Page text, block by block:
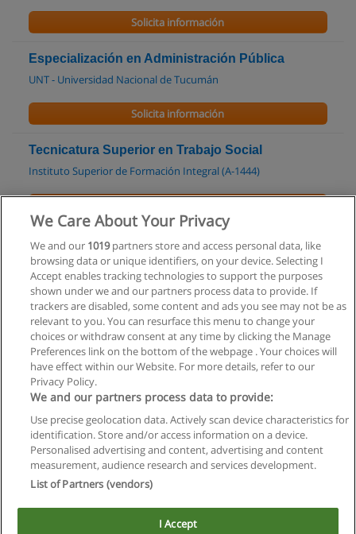
Solicita información
Especialización en Administración Pública
UNT - Universidad Nacional de Tucumán
Solicita información
Tecnicatura Superior en Trabajo Social
Instituto Superior de Formación Integral (A-1444)
Carrera - Operador Social y Comunitario
Mujeres x La Nación
Solicita información
Privacidad de datos
Contactar con Educaedu
Copyright © Educaedu Business S.L. - CIF : B-95610580: -
We Care About Your Privacy
We and our 1019partners store and access personal data, like
browsing data or unique identifiers, on your device. Selecting I
Accept enables tracking technologies to support the purposes
shown under we and our partners process data to provide. If
trackers are disabled, some content and ads you see may not be as
relevant to you. You can resurface this menu to change your
choices or withdraw consent at any time by clicking the Manage
Preferences link on the bottom of the webpage . Your choices will
have effect within our Website. For more details, refer to our
Privacy Policy.
We and our partners process data to provide:
Use precise geolocation data. Actively scan device characteristics for
identification. Store and/or access information on a device.
Personalised advertising and content, advertising and content
measurement, audience research and services development.
List of Partners (vendors)
I Accept